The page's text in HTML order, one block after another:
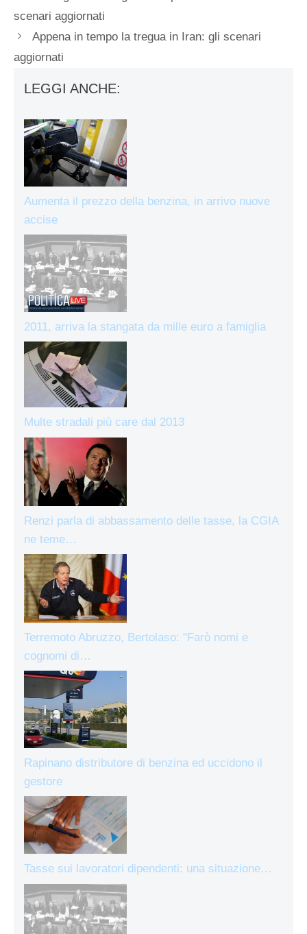
scenari aggiornati
Appena in tempo la tregua in Iran: gli scenari
aggiornati
LEGGI ANCHE:
Aumenta il prezzo della benzina, in arrivo nuove
accise
2011, arriva la stangata da mille euro a famiglia
Multe stradali più care dal 2013
Renzi parla di abbassamento delle tasse, la CGIA
ne teme…
Terremoto Abruzzo, Bertolaso: "Farò nomi e
cognomi di…
Rapinano distributore di benzina ed uccidono il
gestore
Tasse sui lavoratori dipendenti: una situazione…